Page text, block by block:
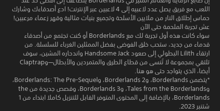
اللعب مع فريق يصل عدد لاعبيه إلى 4 لاعبين عبر الإنترنت! ادع أصدقاءك وشارك
حماس إطلاق النار من ملايين الأسلحة وتجميع بنيات مثالية وقهر زعماء مرعبين!
عش تجربة الملحمة حتى الآن
سواء كانت هذه أول تجربة لك مع Borderlands أو كنت تجتمع من أصدقاء
قدماء من جديد، ستحب خلق الفوضى بفضل الممثلين الغرباء للسلسلة. من
ارتقاء Lilith البطولي إلى صعود Handsome Jack واندحاره المشين، سوف
تلتقي بمجموعة لا تُنسى من قطاع الطرق والمتمردين والأبطال—وClaptrap
أيضا، الذي يتواجد حتى هو هنا.
*يتضمن Borderlands، وBorderlands 2، وBorderlands: The Pre-Sequel،
وTales from the Borderlands، وBorderlands 3، وقصص جديدة من the
Borderlands، بالإضافة إلى المحتوى المتوفر القابل للتنزيل كاملا ابتداء من 1
شتنبر 2023.